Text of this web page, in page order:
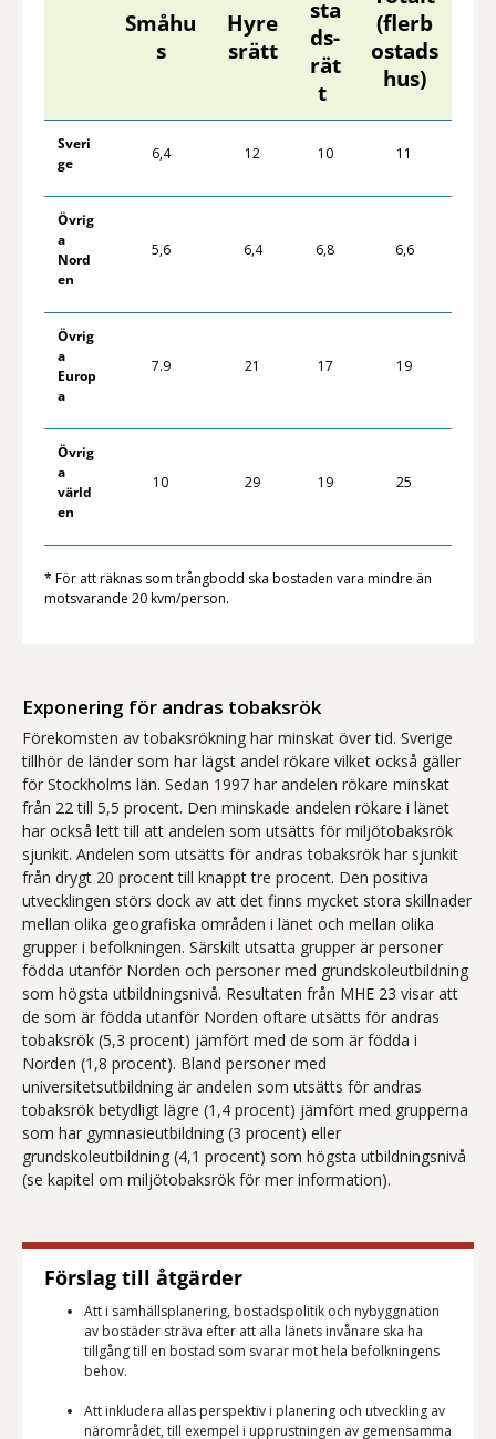
Småhu
s
Hyre
srätt
sta
ds-
rät
t
(flerb
ostads
hus)
Sveri
ge
6,4 12 10 11
Övrig
a
Nord
en
5,6 6,4 6,8 6,6
Övrig
a
Europ
a
7.9 21 17 19
Övrig
a
värld
en
10 29 19 25
* För att räknas som trångbodd ska bostaden vara mindre än
motsvarande 20 kvm/person.
Exponering för andras tobaksrök
Förekomsten av tobaksrökning har minskat över tid. Sverige
tillhör de länder som har lägst andel rökare vilket också gäller
för Stockholms län. Sedan 1997 har andelen rökare minskat
från 22 till 5,5 procent. Den minskade andelen rökare i länet
har också lett till att andelen som utsätts för miljötobaksrök
sjunkit. Andelen som utsätts för andras tobaksrök har sjunkit
från drygt 20 procent till knappt tre procent. Den positiva
utvecklingen störs dock av att det finns mycket stora skillnader
mellan olika geografiska områden i länet och mellan olika
grupper i befolkningen. Särskilt utsatta grupper är personer
födda utanför Norden och personer med grundskoleutbildning
som högsta utbildningsnivå. Resultaten från MHE 23 visar att
de som är födda utanför Norden oftare utsätts för andras
tobaksrök (5,3 procent) jämfört med de som är födda i
Norden (1,8 procent). Bland personer med
universitetsutbildning är andelen som utsätts för andras
tobaksrök betydligt lägre (1,4 procent) jämfört med grupperna
som har gymnasieutbildning (3 procent) eller
grundskoleutbildning (4,1 procent) som högsta utbildningsnivå
(se kapitel om miljötobaksrök för mer information).
Förslag till åtgärder
Att i samhällsplanering, bostadspolitik och nybyggnation
av bostäder sträva efter att alla länets invånare ska ha
tillgång till en bostad som svarar mot hela befolkningens
behov.
Att inkludera allas perspektiv i planering och utveckling av
närområdet, till exempel i upprustningen av gemensamma